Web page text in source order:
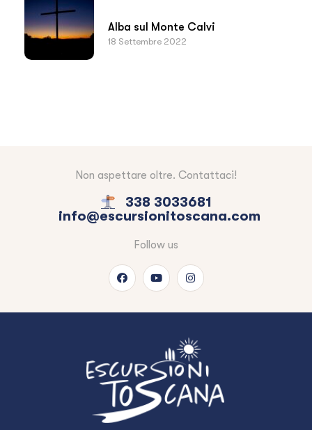
Alba sul Monte Calvi
18 Settembre 2022
Non aspettare oltre. Contattaci!
338 3033681
info@escursionitoscana.com
Follow us